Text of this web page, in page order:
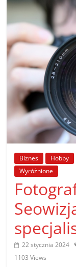
rady
–
te
Porady
praktyczne
porady
wskazówki
poradniki
na
każdy
Biznes Hobby
Wyróżnione
22 stycznia 2024
1103 Views